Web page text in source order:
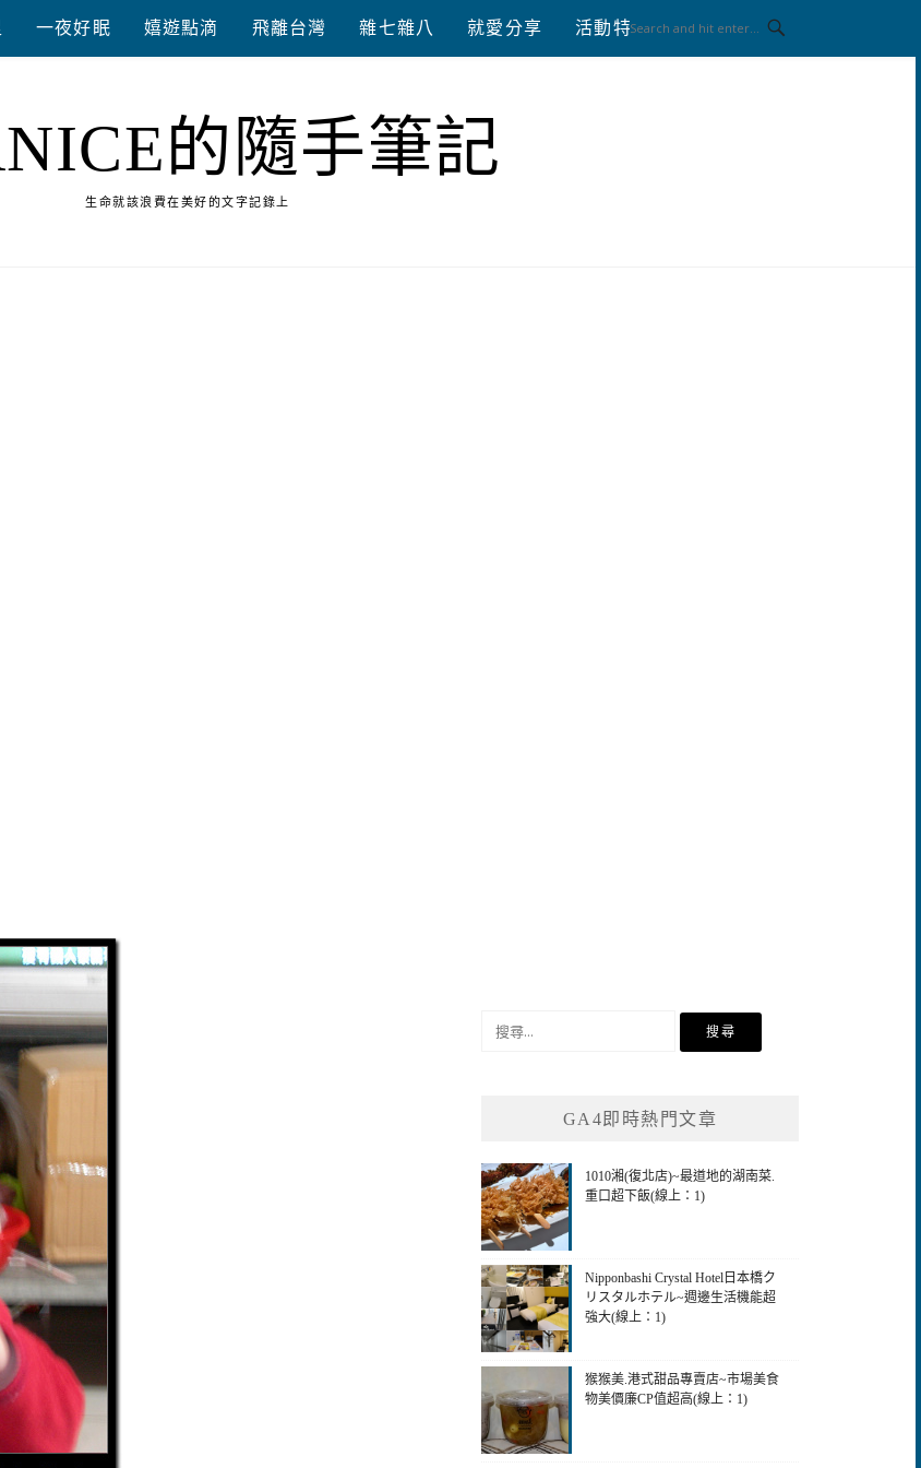
一夜好眠 嬉遊點滴 飛離台灣 雜七雜八 就愛分享 活動特區 體驗分享
的隨手筆記
生命就該浪費在美好的文字記錄上
GA4即時熱門文章
1010湘(復北店)~最道地的湖南菜.
重口超下飯(線上：1)
Nipponbashi Crystal Hotel日本橋ク
リスタルホテル~週邊生活機能超
強大(線上：1)
猴猴美.港式甜品專賣店~市場美食
物美價廉CP值超高(線上：1)